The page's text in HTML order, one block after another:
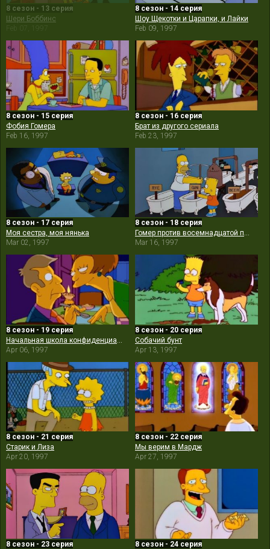
8 сезон - 13 серия
Шери Боббинс
Feb 07, 1997
8 сезон - 14 серия
Шоу Щекотки и Царапки, и Лайки
Feb 09, 1997
8 сезон - 15 серия
Фобия Гомера
Feb 16, 1997
8 сезон - 16 серия
Брат из другого сериала
Feb 23, 1997
8 сезон - 17 серия
Моя сестра, моя нянька
Mar 02, 1997
8 сезон - 18 серия
Гомер против восемнадцатой поправки
Mar 16, 1997
8 сезон - 19 серия
Начальная школа конфиденциально
Apr 06, 1997
8 сезон - 20 серия
Собачий бунт
Apr 13, 1997
8 сезон - 21 серия
Старик и Лиза
Apr 20, 1997
8 сезон - 22 серия
Мы верим в Мардж
Apr 27, 1997
8 сезон - 23 серия
8 сезон - 24 серия